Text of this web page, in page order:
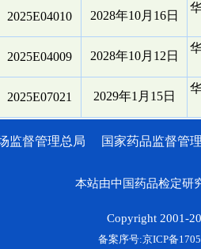
2025E04010 2028年10月16日
2025E04009 2028年10月12日
2025E07021 2029年1月15日
监督管理总局 国家药品监督管
本站由中国药品检定研
Copyright 2001-
备案序号:京ICP备